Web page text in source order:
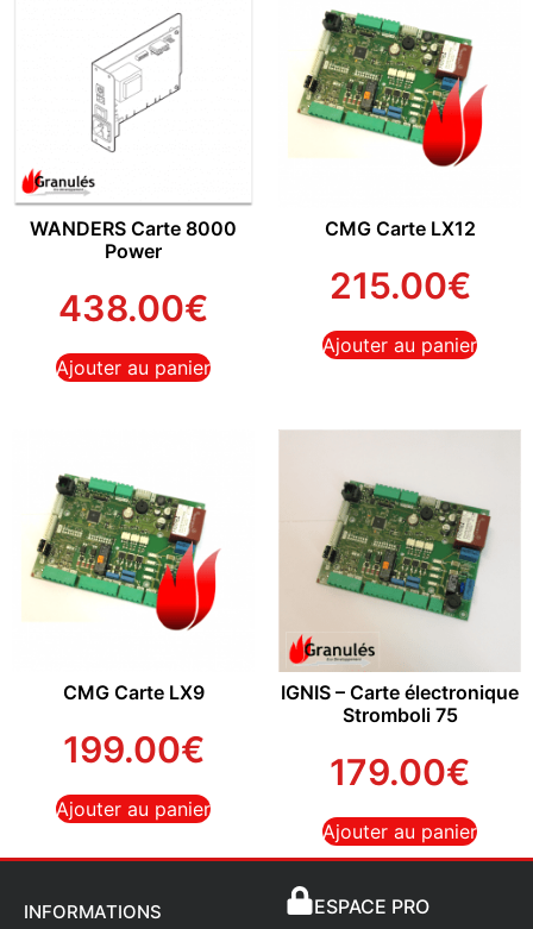
WANDERS Carte 8000
Power
438.00€
Ajouter au panier
CMG Carte LX12
215.00€
Ajouter au panier
CMG Carte LX9
199.00€
Ajouter au panier
IGNIS – Carte électronique
Stromboli 75
179.00€
Ajouter au panier
INFORMATIONS ESPACE PRO